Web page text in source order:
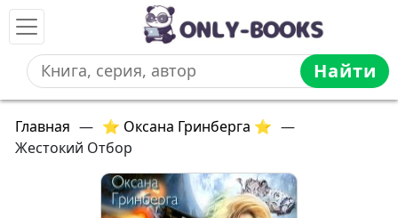
Найти
Главная — ⭐ Оксана Гринберга ⭐ —
Жестокий Отбор